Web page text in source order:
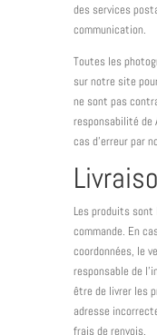
des services
communication.
Toutes les
sur notre site
ne sont pas
responsabilité de
cas d’erreur par
Les produits sont
commande. En
coordonnées, le
responsable de
être de livrer les
adresse
frais de renvois.